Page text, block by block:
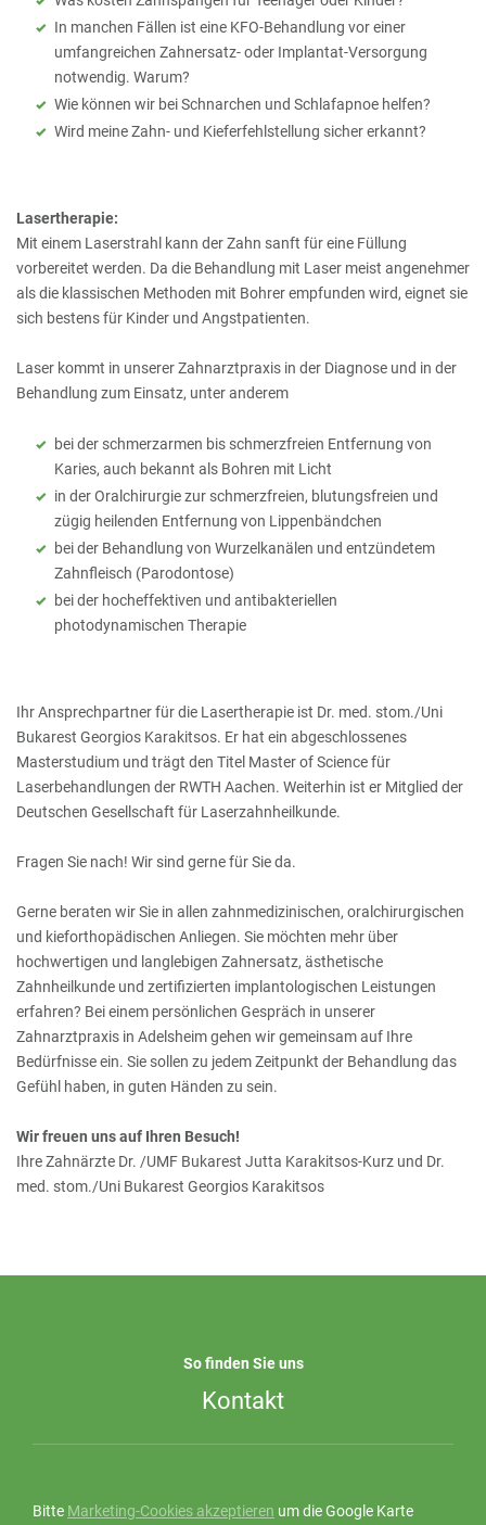
In manchen Fällen ist eine KFO-Behandlung vor einer
umfangreichen Zahnersatz- oder Implantat-Versorgung
notwendig. Warum?
Wie können wir bei Schnarchen und Schlafapnoe helfen?
Wird meine Zahn- und Kieferfehlstellung sicher erkannt?
Lasertherapie:
Mit einem Laserstrahl kann der Zahn sanft für eine Füllung
vorbereitet werden. Da die Behandlung mit Laser meist angenehmer
als die klassischen Methoden mit Bohrer empfunden wird, eignet sie
sich bestens für Kinder und Angstpatienten.
Laser kommt in unserer Zahnarztpraxis in der Diagnose und in der
Behandlung zum Einsatz, unter anderem
bei der schmerzarmen bis schmerzfreien Entfernung von
Karies, auch bekannt als Bohren mit Licht
in der Oralchirurgie zur schmerzfreien, blutungsfreien und
zügig heilenden Entfernung von Lippenbändchen
bei der Behandlung von Wurzelkanälen und entzündetem
Zahnfleisch (Parodontose)
bei der hocheffektiven und antibakteriellen
photodynamischen Therapie
Ihr Ansprechpartner für die Lasertherapie ist Dr. med. stom./Uni
Bukarest Georgios Karakitsos. Er hat ein abgeschlossenes
Masterstudium und trägt den Titel Master of Science für
Laserbehandlungen der RWTH Aachen. Weiterhin ist er Mitglied der
Deutschen Gesellschaft für Laserzahnheilkunde.
Fragen Sie nach! Wir sind gerne für Sie da.
Gerne beraten wir Sie in allen zahnmedizinischen, oralchirurgischen
und kieforthopädischen Anliegen. Sie möchten mehr über
hochwertigen und langlebigen Zahnersatz, ästhetische
Zahnheilkunde und zertifizierten implantologischen Leistungen
erfahren? Bei einem persönlichen Gespräch in unserer
Zahnarztpraxis in Adelsheim gehen wir gemeinsam auf Ihre
Bedürfnisse ein. Sie sollen zu jedem Zeitpunkt der Behandlung das
Gefühl haben, in guten Händen zu sein.
Wir freuen uns auf Ihren Besuch!
Ihre Zahnärzte Dr. /UMF Bukarest Jutta Karakitsos-Kurz und Dr.
med. stom./Uni Bukarest Georgios Karakitsos
So finden Sie uns
Kontakt
Bitte Marketing-Cookies akzeptieren um die Google Karte